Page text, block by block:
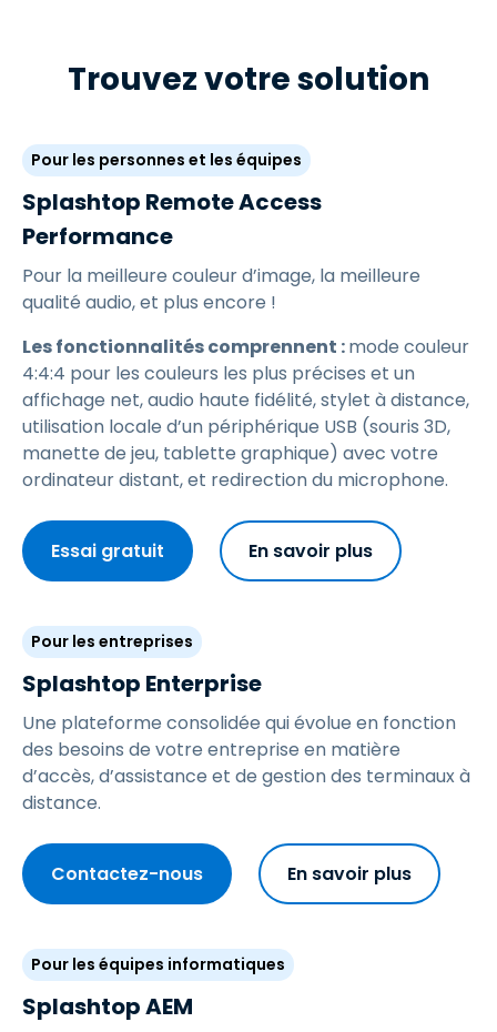
Trouvez votre solution
Pour les personnes et les équipes
Splashtop Remote Access
Performance
Pour la meilleure couleur d’image, la meilleure
qualité audio, et plus encore !
Les fonctionnalités comprennent :mode couleur
4:4:4 pour les couleurs les plus précises et un
affichage net, audio haute fidélité, stylet à distance,
utilisation locale d’un périphérique USB (souris 3D,
manette de jeu, tablette graphique) avec votre
ordinateur distant, et redirection du microphone.
Essai gratuit En savoir plus
Pour les entreprises
Splashtop Enterprise
Une plateforme consolidée qui évolue en fonction
des besoins de votre entreprise en matière
d’accès, d’assistance et de gestion des terminaux à
distance.
Contactez-nous En savoir plus
Pour les équipes informatiques
Splashtop AEM